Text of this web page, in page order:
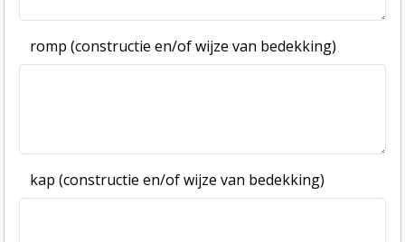
romp (constructie en/of wijze van bedekking)
kap (constructie en/of wijze van bedekking)